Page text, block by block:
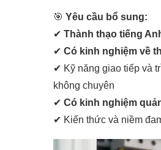
🎯 Yêu cầu bổ sung:
✔ Thành thạo tiếng
✔ Có kinh nghiệm về
✔ Kỹ năng giao tiếp và
không chuyên
✔ Có kinh nghiệm
✔ Kiến thức và niềm